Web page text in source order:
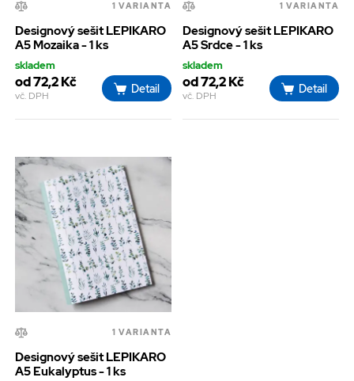
1 VARIANTA
Designový sešit LEPIKARO
A5 Mozaika - 1 ks
skladem
od 72,2 Kč
vč. DPH
Detail
1 VARIANTA
Designový sešit LEPIKARO
A5 Srdce - 1 ks
skladem
od 72,2 Kč
vč. DPH
Detail
1 VARIANTA
Designový sešit LEPIKARO
A5 Eukalyptus - 1 ks